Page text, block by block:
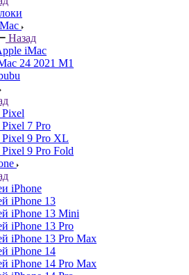
Назад
iMac
24 2021 M1
7 Pro
Pixel 9 Pro XL
9 Pro Fold
iPhone
iPhone 13
iPhone 13 Mini
iPhone 13 Pro
iPhone 13 Pro Max
iPhone 14
iPhone 14 Pro Max